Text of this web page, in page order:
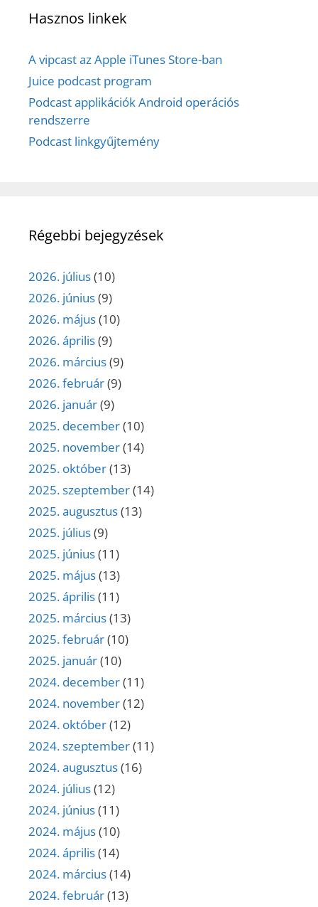
Hasznos linkek
A vipcast az Apple iTunes Store-ban
Juice podcast program
Podcast applikációk Android operációs
rendszerre
Podcast linkgyűjtemény
Régebbi bejegyzések
2026. július(10)
2026. június(9)
2026. május(10)
2026. április(9)
2026. március(9)
2026. február(9)
2026. január(9)
2025. december(10)
2025. november(14)
2025. október(13)
2025. szeptember(14)
2025. augusztus(13)
2025. július(9)
2025. június(11)
2025. május(13)
2025. április(11)
2025. március(13)
2025. február(10)
2025. január(10)
2024. december(11)
2024. november(12)
2024. október(12)
2024. szeptember(11)
2024. augusztus(16)
2024. július(12)
2024. június(11)
2024. május(10)
2024. április(14)
2024. március(14)
2024. február(13)